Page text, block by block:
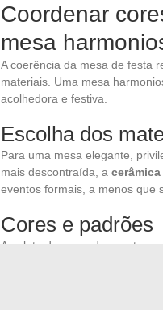
Coordenar
mesa
A coerência da mesa de festa
materiais. Uma mesa
acolhedora e festiva.
Escolha dos
Para uma mesa elegante,
mais descontraída, a cerâmica
eventos formais, a menos que
Cores e padrões
A paleta de cores deve estar